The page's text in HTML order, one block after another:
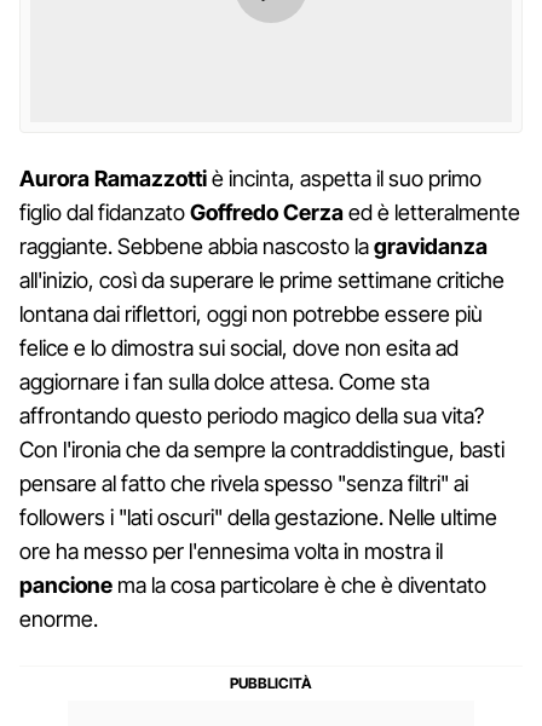
Aurora Ramazzottiè incinta, aspetta il suo primo
figlio dal fidanzatoGoffredo Cerzaed è letteralmente
raggiante. Sebbene abbia nascosto lagravidanza
all'inizio, così da superare le prime settimane critiche
lontana dai riflettori, oggi non potrebbe essere più
felice e lo dimostra sui social, dove non esita ad
aggiornare i fan sulla dolce attesa. Come sta
affrontando questo periodo magico della sua vita?
Con l'ironia che da sempre la contraddistingue, basti
pensare al fatto che rivela spesso "senza filtri" ai
followers i "lati oscuri" della gestazione. Nelle ultime
ore ha messo per l'ennesima volta in mostra il
pancione ma la cosa particolare è che è diventato
enorme.